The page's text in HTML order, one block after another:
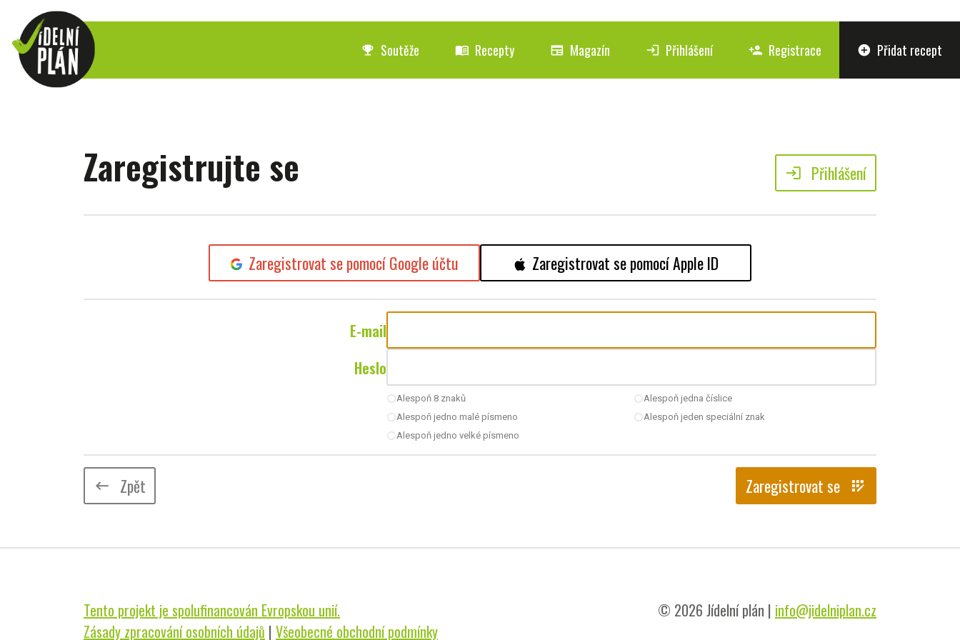
emoji_events Soutěže menu_book Recepty newspaper Magazín login Přihlášení person_add Registrace add_circle Přidat recept
Zaregistrujte se login Přihlášení
Zaregistrovat se pomocí Google účtu Zaregistrovat se pomocí Apple ID
E-mail
Heslo
radio_button_uncheckedAlespoň 8 znaků
radio_button_uncheckedAlespoň jedno malé písmeno
radio_button_uncheckedAlespoň jedno velké písmeno
radio_button_uncheckedAlespoň jedna číslice
radio_button_uncheckedAlespoň jeden speciální znak
keyboard_backspace Zpět Zaregistrovat se app_registration
Tento projekt je spolufinancován Evropskou unií.
Zásady zpracování osobních údajů | Všeobecné obchodní podmínky
© 2026 Jídelní plán | info@jidelniplan.cz